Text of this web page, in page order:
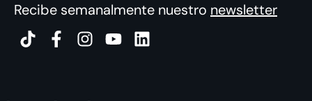
Recibe semanalmente nuestro newsletter